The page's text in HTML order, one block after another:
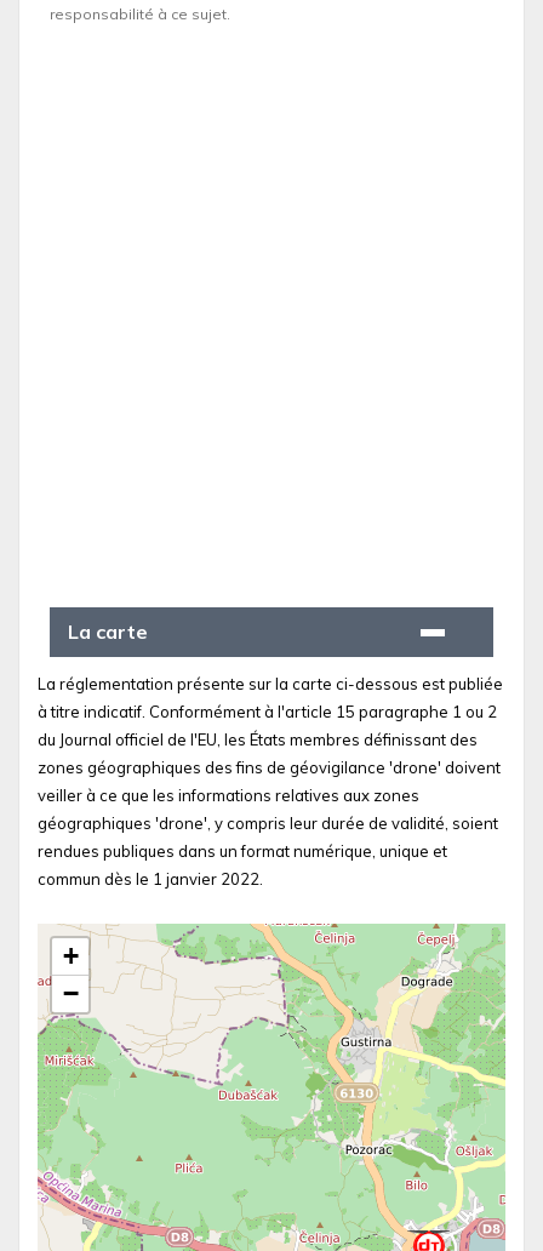
responsabilité à ce sujet.
La carte
La réglementation présente sur la carte ci-dessous est publiée
à titre indicatif. Conformément à l'article 15 paragraphe 1 ou 2
du Journal officiel de l'EU, les États membres définissant des
zones géographiques des fins de géovigilance 'drone' doivent
veiller à ce que les informations relatives aux zones
géographiques 'drone', y compris leur durée de validité, soient
rendues publiques dans un format numérique, unique et
commun dès le 1 janvier 2022.